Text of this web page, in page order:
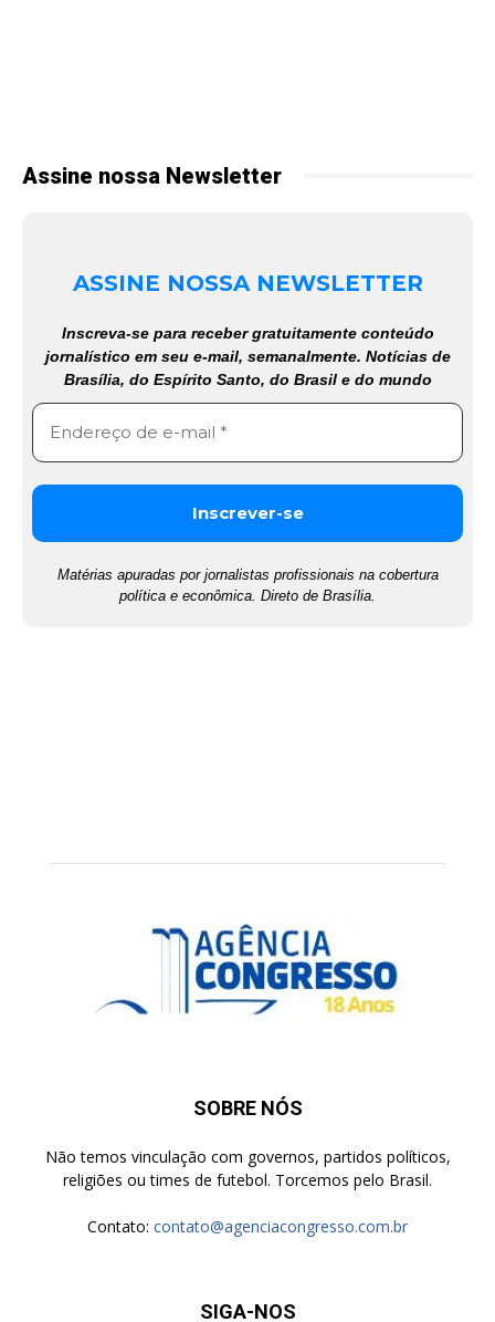
Assine nossa Newsletter
ASSINE NOSSA NEWSLETTER
Inscreva-se para receber gratuitamente conteúdo
jornalístico em seu e-mail, semanalmente. Notícias de
Brasília, do Espírito Santo, do Brasil e do mundo
Matérias apuradas por jornalistas profissionais na cobertura
política e econômica. Direto de Brasília.
SOBRE NÓS
Não temos vinculação com governos, partidos políticos,
religiões ou times de futebol. Torcemos pelo Brasil.
Contato: contato@agenciacongresso.com.br
SIGA-NOS